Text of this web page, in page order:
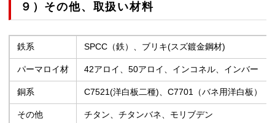
９）その他、取扱い材料
鉄系 SPCC（鉄）、ブリキ(スズ鍍金鋼材)
パーマロイ材 42アロイ、50アロイ、インコネル、インバー
銅系 C7521(洋白板二種)、C7701（バネ用洋白板）
その他 チタン、チタンバネ、モリブデン